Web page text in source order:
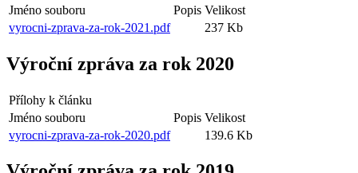
Jméno souboru
Popis Velikost
vyrocni-zprava-za-rok-2021.pdf
237 Kb
Výroční zpráva za rok 2020
Přílohy k článku
Jméno souboru
Popis Velikost
vyrocni-zprava-za-rok-2020.pdf
139.6 Kb